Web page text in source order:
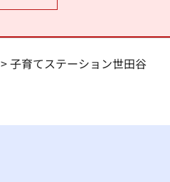
> 子育てステーション世田谷